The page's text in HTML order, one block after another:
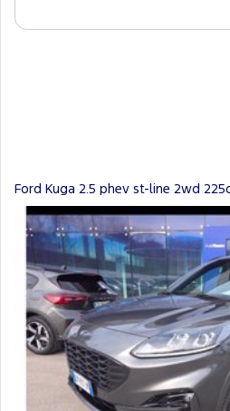
Ford Kuga 2.5 phev st-line 2wd